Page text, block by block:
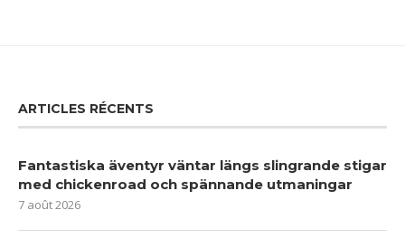
ARTICLES RÉCENTS
Fantastiska äventyr väntar längs slingrande stigar
med chickenroad och spännande utmaningar
7 août 2026